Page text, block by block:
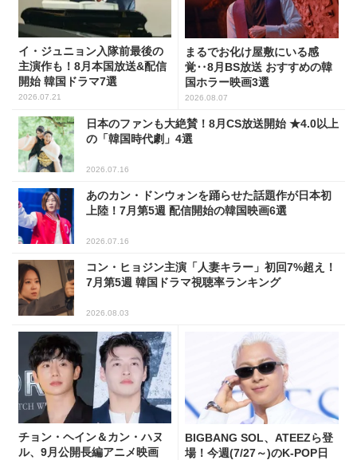
イ・ジュニョン入隊前最後の
主演作も！8月本国放送&配信
開始 韓国ドラマ7選
2026.07.21
まるでお化け屋敷にいる感
覚‥8月BS放送 おすすめの韓
国ホラー映画3選
2026.08.07
日本のファンも大絶賛！8月CS放送開始 ★4.0以上
の「韓国時代劇」4選
2026.07.16
あのカン・ドンウォンを踊らせた話題作が日本初
上陸！7月第5週 配信開始の韓国映画6選
2026.07.16
コン・ヒョジン主演「人妻キラー」初回7%超え！
7月第5週 韓国ドラマ視聴率ランキング
2026.08.03
チョン・ヘイン＆カン・ハヌ
ル、9月公開長編アニメ映画
BIGBANG SOL、ATEEZら登
場！今週(7/27～)のK-POP日